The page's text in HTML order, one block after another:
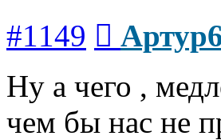
#1149
Ну а чего ,
чем бы нас не